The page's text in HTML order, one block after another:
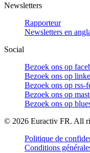
Newsletters
Rapporteur
Newsletters en
Social
Bezoek ons op
Bezoek ons op
Bezoek ons op rss-
Bezoek ons op
Bezoek ons op
© 2026 Euractiv FR. All
Politique de
Conditions